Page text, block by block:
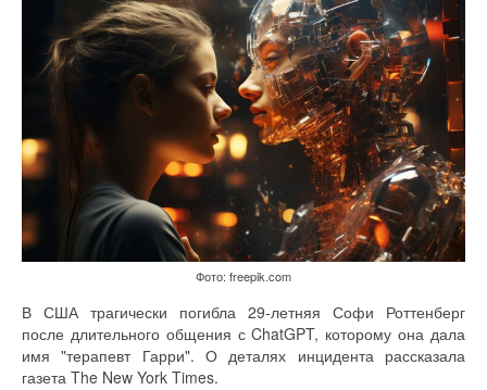
Фото: freepik.com
В США трагически погибла 29-летняя Софи Роттенберг
после длительного общения с ChatGPT, которому она дала
имя "терапевт Гарри". О деталях инцидента рассказала
газета The New York Times.